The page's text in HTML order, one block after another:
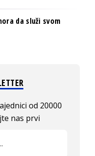
da služi svom
od 20000
nas prvi